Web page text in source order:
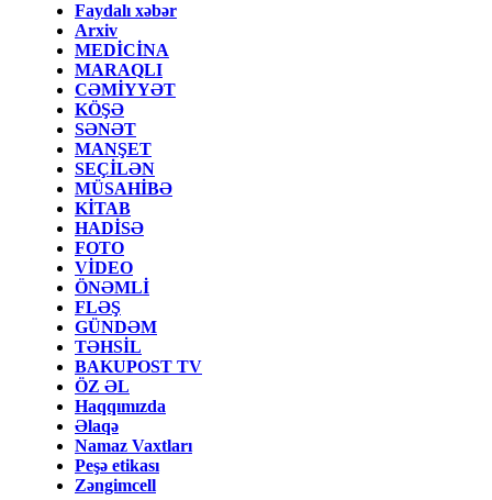
Faydalı xəbər
Arxiv
MEDİCİNA
MARAQLI
CƏMİYYƏT
KÖŞƏ
SƏNƏT
MANŞET
SEÇİLƏN
MÜSAHİBƏ
KİTAB
HADİSƏ
FOTO
VİDEO
ÖNƏMLİ
FLƏŞ
GÜNDƏM
TƏHSİL
BAKUPOST TV
ÖZ ƏL
Haqqımızda
Əlaqə
Namaz Vaxtları
Peşə etikası
Zəngimcell